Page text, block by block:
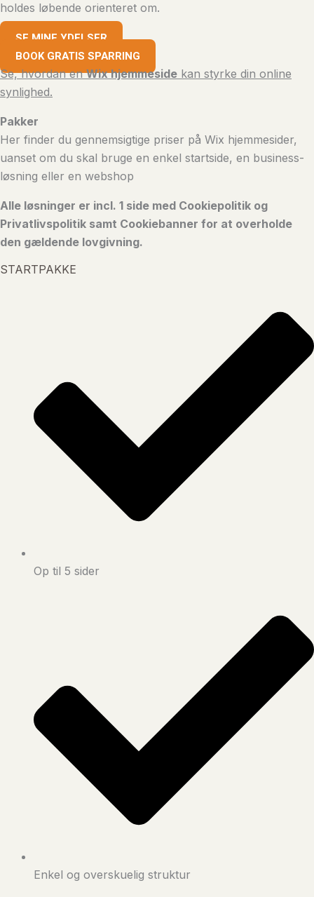
holdes løbende orienteret om.
SE MINE YDELSER
BOOK GRATIS SPARRING
Se, hvordan enWix hjemmeside kan styrke din online
synlighed.
Pakker
Her finder du gennemsigtige priser på Wix hjemmesider,
uanset om du skal bruge en enkel startside, en business-
løsning eller en webshop
Alle løsninger er incl. 1 side med Cookiepolitik og
Privatlivspolitik samt Cookiebanner for at overholde
den gældende lovgivning.
STARTPAKKE
Op til 5 sider
Enkel og overskuelig struktur